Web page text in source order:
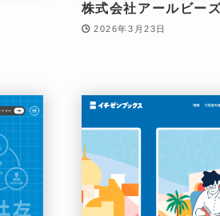
株式会社アールビー
2026年3月23日